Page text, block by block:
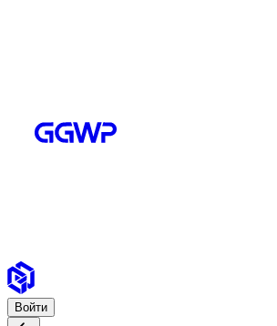
Войти